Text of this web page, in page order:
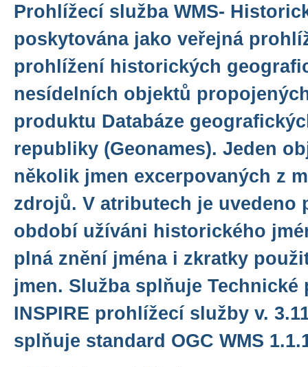
Prohlížecí služba WMS-
poskytována jako veřejná
prohlížení historických
nesídelních objektů
produktu Databáze
republiky (Geonames). Jeden
několik jmen excerpovaných z
zdrojů. V atributech je uvedeno
období užíváni historického
plná znění jména i zkratky
jmen. Služba splňuje Technické
INSPIRE prohlížecí služby v.
splňuje standard OGC WMS